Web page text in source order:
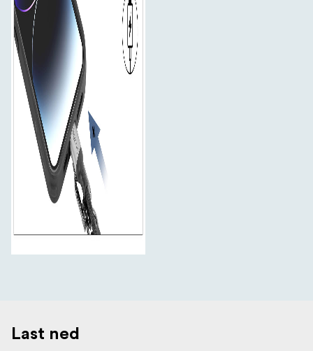
Last ned